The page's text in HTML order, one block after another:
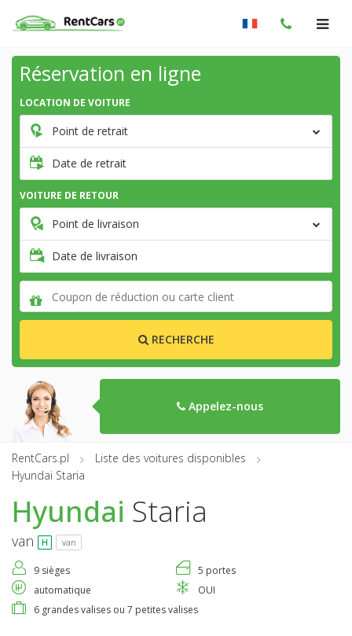
Réservation en ligne
LOCATION DE VOITURE
Point de retrait
Date de retrait
VOITURE DE RETOUR
Point de livraison
Date de livraison
RECHERCHE
Appelez-nous
RentCars.pl
Liste des voitures disponibles
Hyundai Staria
Hyundai Staria
van van
9 sièges
5 portes
automatique
OUI
6 grandes valises ou 7 petites valises